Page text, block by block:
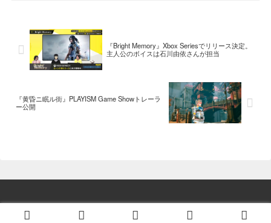
『Bright Memory』Xbox Seriesでリリース決定。
主人公のボイスは石川由依さんが担当
『黄昏ニ眠ル街』PLAYISM Game Showトレーラ
ー公開
© 2014 ゲーム情報！ゲームのはなし.